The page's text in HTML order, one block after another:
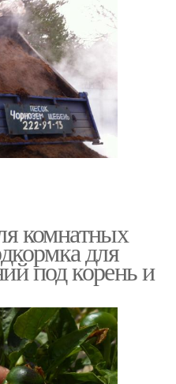
комнатных
для
под корень и